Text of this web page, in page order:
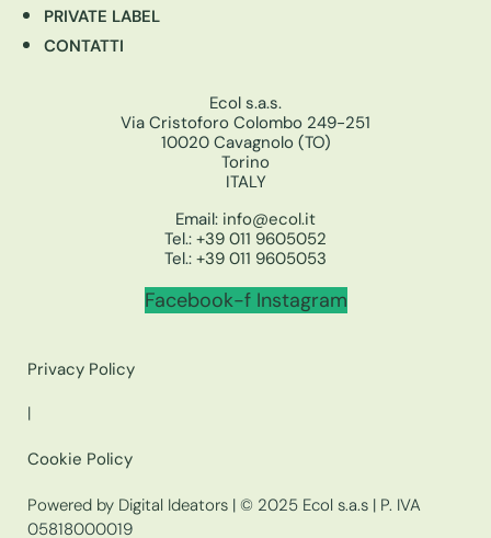
PRIVATE LABEL
CONTATTI
Ecol s.a.s.
Via Cristoforo Colombo 249-251
10020 Cavagnolo (TO)
Torino
ITALY
Email: info@ecol.it
Tel.: +39 011 9605052
Tel.: +39 011 9605053
Facebook-f Instagram
Privacy Policy
|
Cookie Policy
Powered by Digital Ideators | © 2025 Ecol s.a.s | P. IVA
05818000019